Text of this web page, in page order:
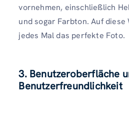
vornehmen, einschließlich
und sogar Farbton. Auf diese
jedes Mal das perfekte Foto.
3. Benutzeroberfläche
Benutzerfreundlichkeit